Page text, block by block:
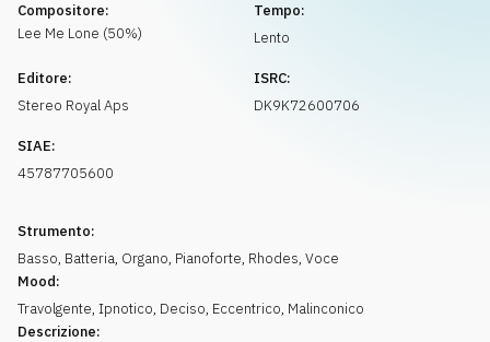
Compositore:
Lee Me Lone (50%)
Tempo:
Lento
Editore:
Stereo Royal Aps
ISRC:
DK9K72600706
SIAE:
45787705600
Strumento:
Basso, Batteria, Organo, Pianoforte, Rhodes, Voce
Mood:
Travolgente, Ipnotico, Deciso, Eccentrico, Malinconico
Descrizione: